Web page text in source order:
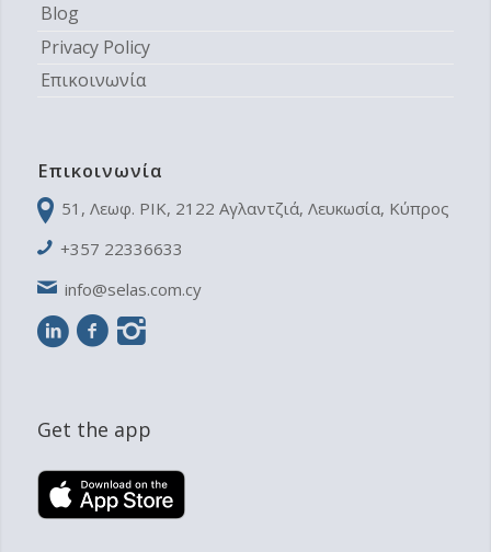
Blog
Privacy Policy
Επικοινωνία
Επικοινωνία
51, Λεωφ. ΡΙΚ, 2122 Aγλαντζιά, Λευκωσία, Κύπρος
+357 22336633
info@selas.com.cy
Get the app